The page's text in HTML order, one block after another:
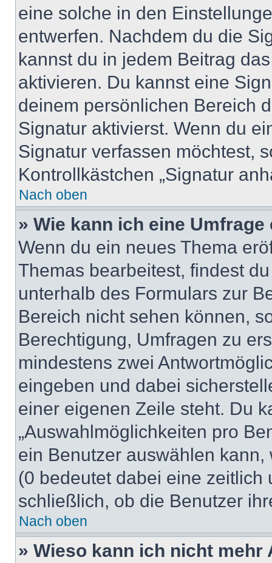
eine solche in den
entwerfen. Nachdem du die
kannst du in jedem Beitrag
aktivieren. Du kannst eine
deinem persönlichen Bereich
Signatur aktivierst. Wenn du
Signatur verfassen möchtest,
Kontrollkästchen „Signatur
Nach oben
» Wie kann ich eine
Wenn du ein neues Thema
Themas bearbeitest, findest
unterhalb des Formulars zur
Bereich nicht sehen können,
Berechtigung, Umfragen zu
mindestens zwei
eingeben und dabei
einer eigenen Zeile steht. Du
„Auswahlmöglichkeiten pro
ein Benutzer auswählen
(0 bedeutet dabei eine
schließlich, ob die Benutzer
Nach oben
» Wieso kann ich nicht